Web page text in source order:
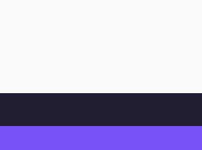
Hoppa till innehåll
att söka till